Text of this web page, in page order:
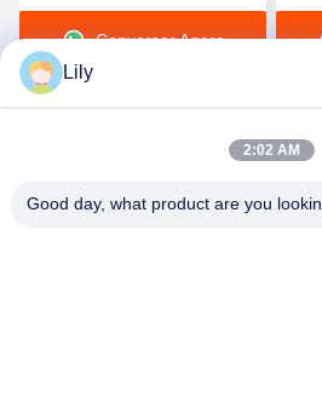
do poliuretano 3412
Conversar Agora
Shenzhen Tunsing Plastic
Lily
2:02 AM
Good day, what product are you